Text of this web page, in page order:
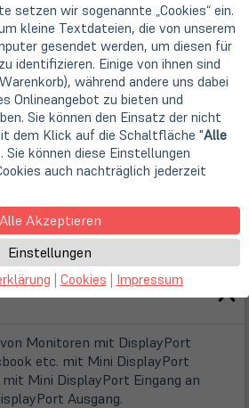
Monitoren mit DisplayPort
etc. mit Mini DisplayPort
Mini DisplayPort Eingang an
Ausgang.
setzen wir sogenannte „Cookies“ ein.
kleine Textdateien, die von unserem
gesendet werden, um diesen für
identifizieren. Einige von ihnen sind
während andere uns dabei
Onlineangebot zu bieten und
Sie können den Einsatz der nicht
dem Klick auf die Schaltfläche "Alle
Sie können diese Einstellungen
auch nachträglich jederzeit
Alle Akzeptieren
Einstellungen
| Cookies | Impressum